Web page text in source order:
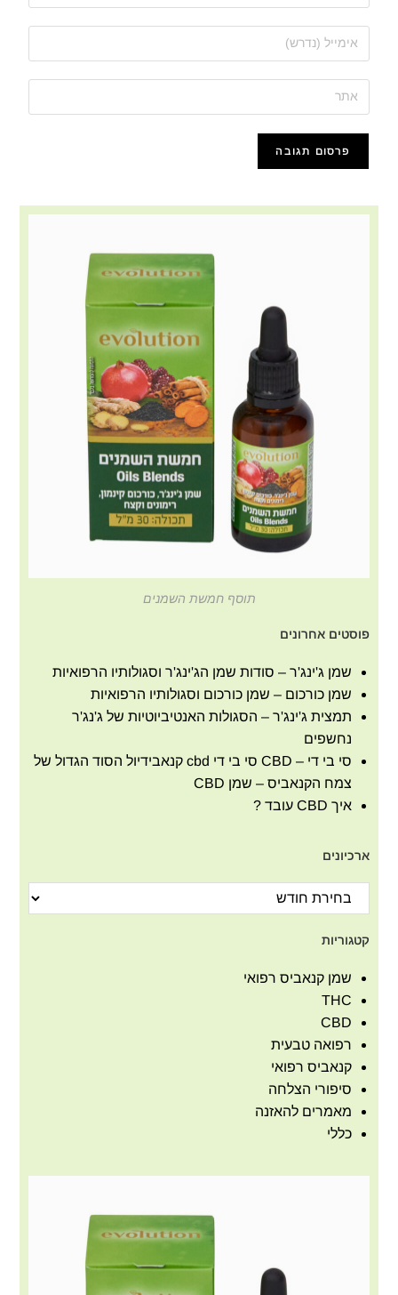
תוסף חמשת השמנים
פוסטים אחרונים
שמן ג'ינג'ר – סודות שמן הג'ינג'ר וסגולותיו הרפואיות
שמן כורכום – שמן כורכום וסגולותיו הרפואיות
תמצית ג'ינג'ר – הסגולות האנטיביוטיות של ג'נג'ר
נחשפים
סי בי די – CBD סי בי די cbd קנאבידיול הסוד הגדול של
צמח הקנאביס – שמן CBD
איך CBD עובד ?
ארכיונים
קטגוריות
שמן קנאביס רפואי
THC
CBD
רפואה טבעית
קנאביס רפואי
סיפורי הצלחה
מאמרים להאזנה
כללי